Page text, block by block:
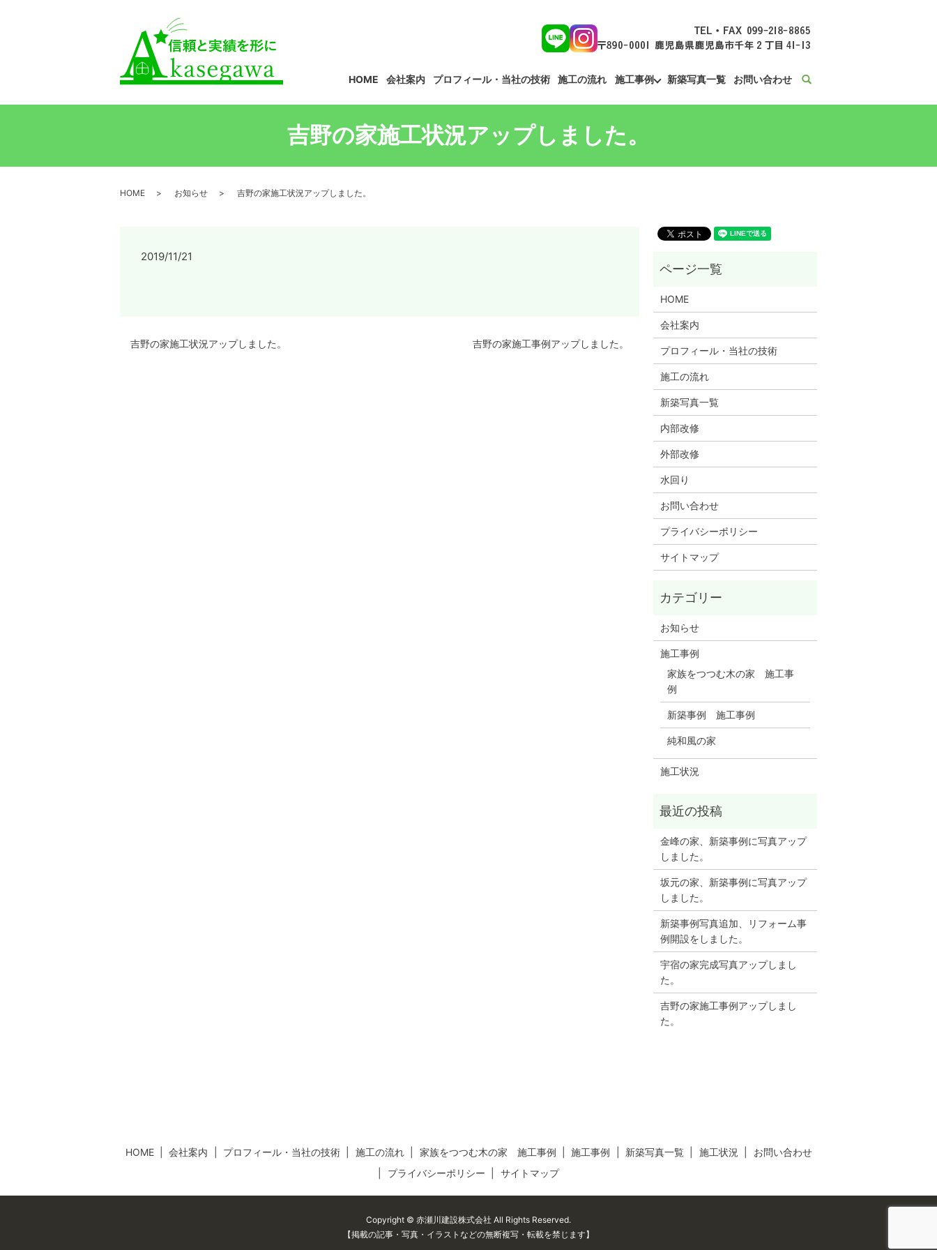
HOME 会社案内 プロフィール・当社の技術 施工の流れ 施工事例 新築写真一覧 お問い合わせ
吉野の家施工状況アップしました。
HOME お知らせ 吉野の家施工状況アップしました。
2019/11/21
吉野の家施工状況アップしました。 吉野の家施工事例アップしました。
HOME
会社案内
プロフィール・当社の技術
施工の流れ
新築写真一覧
内部改修
外部改修
水回り
お問い合わせ
プライバシーポリシー
サイトマップ
お知らせ
施工事例
家族をつつむ木の家 施工事
例
新築事例 施工事例
純和風の家
施工状況
金峰の家、新築事例に写真アップ
しました。
坂元の家、新築事例に写真アップ
しました。
新築事例写真追加、リフォーム事
例開設をしました。
宇宿の家完成写真アップしまし
た。
吉野の家施工事例アップしまし
た。
HOME 会社案内 プロフィール・当社の技術 施工の流れ 家族をつつむ木の家 施工事例 施工事例 新築写真一覧 施工状況
お問い合わせ
プライバシーポリシー
サイトマップ
Copyright © 赤瀬川建設株式会社 All Rights Reserved.
【掲載の記事・写真・イラストなどの無断複写・転載を禁じます】